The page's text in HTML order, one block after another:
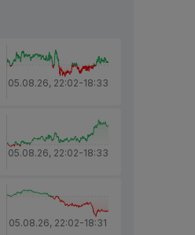
05.08.26, 22:02-18:33
05.08.26, 22:02-18:33
05.08.26, 22:02-18:31